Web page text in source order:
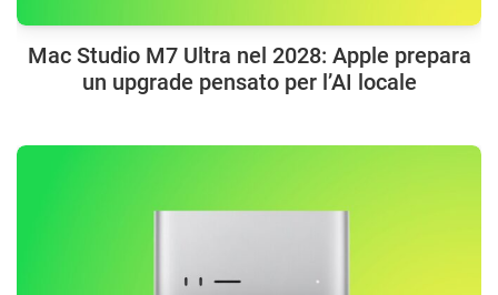
Mac Studio M7 Ultra nel 2028: Apple prepara
un upgrade pensato per l’AI locale